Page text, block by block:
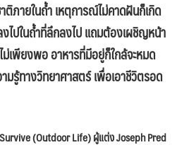
ภายในถ้ำ เหตุการณ์ไม่คาดฝันก็เกิด
ปในถ้ำที่ลึกลงไป แถมต้องเผชิญหน้า
เพียงพอ อาหารที่มีอยู่ก็ใกล้จะหมด
รู้ทางวิทยาศาสตร์ เพื่อเอาชีวิตรอด
(Outdoor Life) ผู้แต่ง Joseph Pred